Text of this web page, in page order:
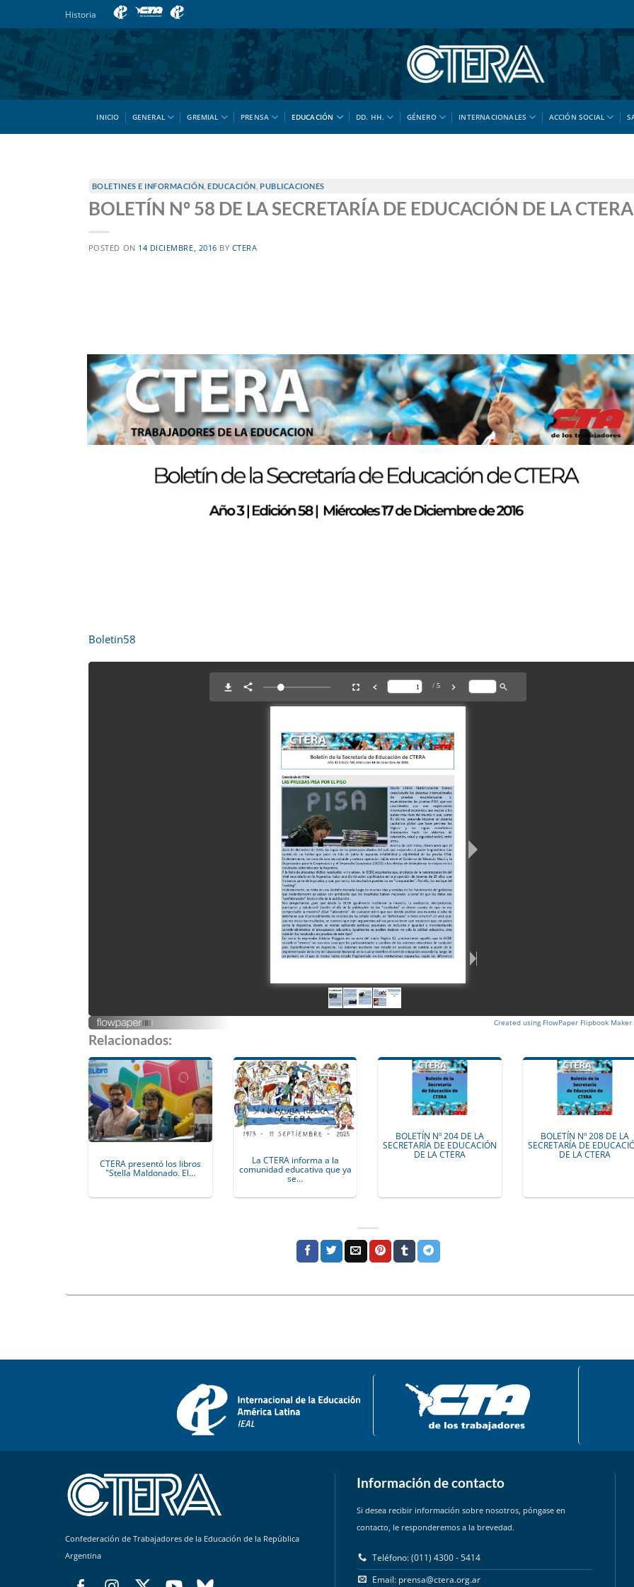
al
contenido
Historia
INICIO GENERAL GREMIAL PRENSA EDUCACIÓN DD. HH. GÉNERO INTERNACIONALES ACCIÓN SOCIAL
BOLETINES E INFORMACIÓN ,EDUCACIÓN PUBLICACIONES
BOLETÍN Nº 58 DE LA SECRETARÍA DE EDUCACIÓN DE LA CTERA
POSTED ON 14 DICIEMBRE, 2016 BY CTERA
Boletin58
Created using FlowPaper Flipbook
Relacionados:
CTERA presentó los libros
"Stella Maldonado. El…
La CTERA informa a la
comunidad educativa que ya
se…
BOLETÍN Nº 204 DE LA
SECRETARÍA DE EDUCACIÓN
DE LA CTERA
BOLETÍN Nº 208 DE LA
SECRETARÍA DE
DE LA CTERA
Confederación de Trabajadores de la Educación de la República
Argentina
Información de contacto
Si desea recibir información sobre nosotros, póngase en
contacto, le responderemos a la brevedad.
Teléfono: (011) 4300 - 5414
Email: prensa@ctera.org.ar